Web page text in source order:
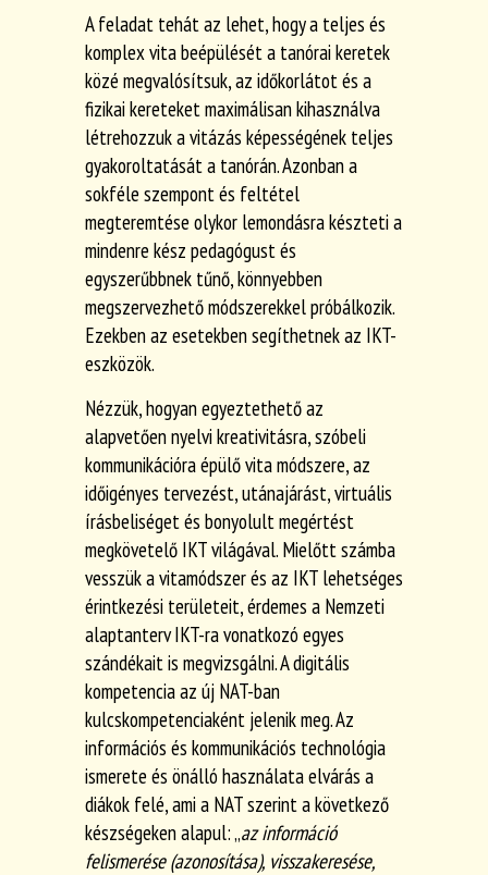
A feladat tehát az lehet, hogy a teljes és
komplex vita beépülését a tanórai keretek
közé megvalósítsuk, az időkorlátot és a
fizikai kereteket maximálisan kihasználva
létrehozzuk a vitázás képességének teljes
gyakoroltatását a tanórán. Azonban a
sokféle szempont és feltétel
megteremtése olykor lemondásra készteti a
mindenre kész pedagógust és
egyszerűbbnek tűnő, könnyebben
megszervezhető módszerekkel próbálkozik.
Ezekben az esetekben segíthetnek az IKT-
eszközök.
Nézzük, hogyan egyeztethető az
alapvetően nyelvi kreativitásra, szóbeli
kommunikációra épülő vita módszere, az
időigényes tervezést, utánajárást, virtuális
írásbeliséget és bonyolult megértést
megkövetelő IKT világával. Mielőtt számba
vesszük a vitamódszer és az IKT lehetséges
érintkezési területeit, érdemes a Nemzeti
alaptanterv IKT-ra vonatkozó egyes
szándékait is megvizsgálni. A digitális
kompetencia az új NAT-ban
kulcskompetenciaként jelenik meg. Az
információs és kommunikációs technológia
ismerete és önálló használata elvárás a
diákok felé, ami a NAT szerint a következő
készségeken alapul: „az információ
felismerése (azonosítása), visszakeresése,